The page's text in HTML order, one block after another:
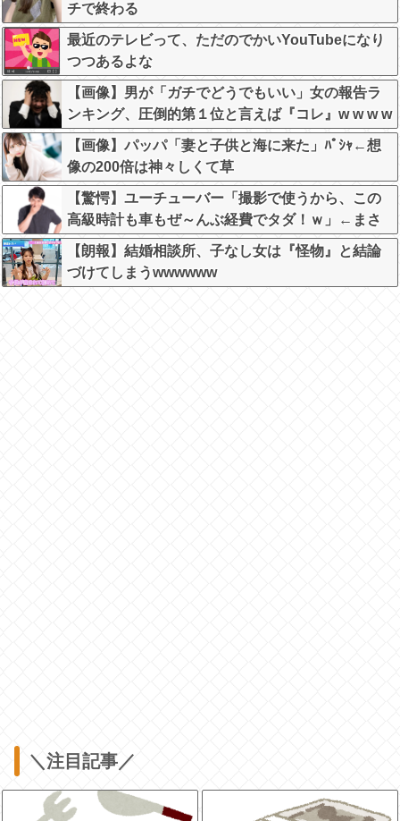
チで終わる
最近のテレビって、ただのでかいYouTubeになり
つつあるよな
【画像】男が「ガチでどうでもいい」女の報告ラ
ンキング、圧倒的第１位と言えば『コレ』w w w w
w w w w w w
【画像】パッパ「妻と子供と海に来た」ﾊﾟｼｬ←想
像の200倍は神々しくて草
【驚愕】ユーチューバー「撮影で使うから、この
高級時計も車もぜ～んぶ経費でタダ！ｗ」←まさ
かコレ本気にしてる奴なんておらんよな？よな？w
w w w w w w w w w w
【朗報】結婚相談所、子なし女は『怪物』と結論
づけてしまうwwwwww
＼注目記事／